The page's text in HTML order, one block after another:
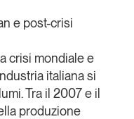
e post-crisi
crisi mondiale e
italiana si
Tra il 2007 e il
produzione